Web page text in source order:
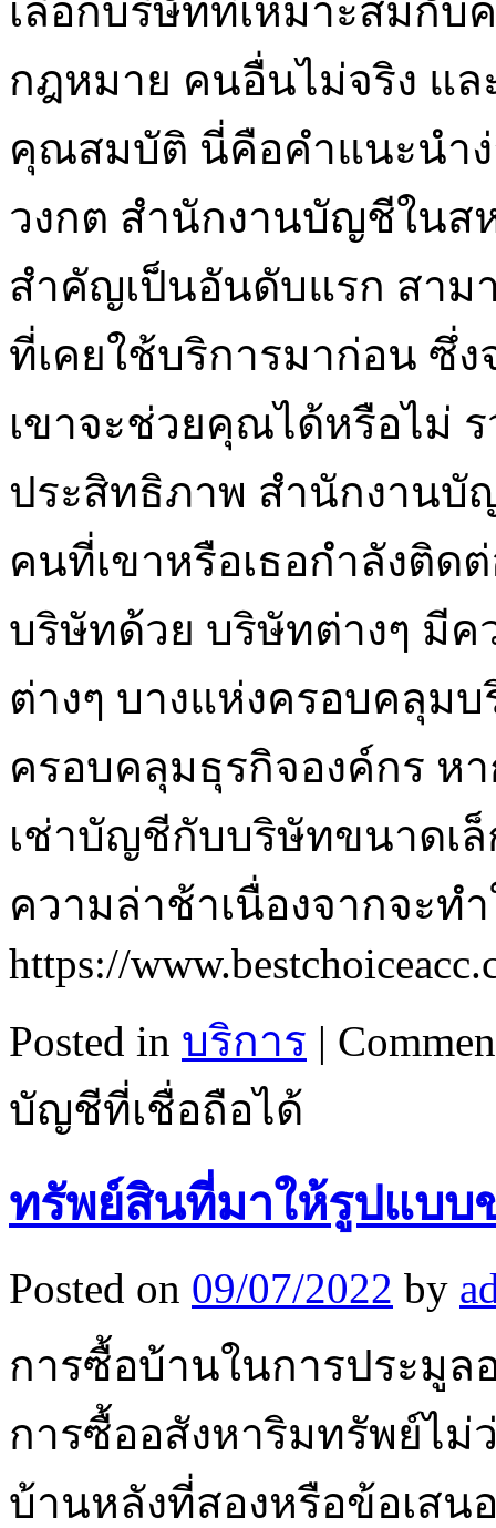
เลือกบริษัทที่เหมาะสมกับ
กฎหมาย คนอื่นไม่จริง แ
คุณสมบัติ นี่คือคำแนะนำ
วงกต สำนักงานบัญชีใน
สำคัญเป็นอันดับแรก สาม
ที่เคยใช้บริการมาก่อน ซึ่
เขาจะช่วยคุณได้หรือไม่
ประสิทธิภาพ สำนักงานบั
คนที่เขาหรือเธอกำลังติด
บริษัทด้วย บริษัทต่างๆ มี
ต่างๆ บางแห่งครอบคลุม
ครอบคลุมธุรกิจองค์กร ห
เช่าบัญชีกับบริษัทขนาดเ
ความล่าช้าเนื่องจากจะท
https://
Posted in บริการ |
บัญชีที่เชื่อถือได้
ทรัพย์สินที่มาให้รูปแบบ
Posted on 09/07/2022 by
การซื้อบ้านในการประมูล
การซื้ออสังหาริมทรัพย์ไม่
บ้านหลังที่สองหรือข้อเสน